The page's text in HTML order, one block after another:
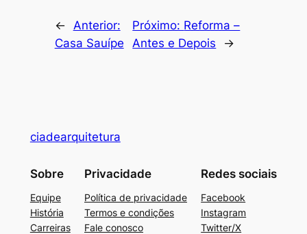
← Anterior:
Casa Sauípe
Próximo: Reforma –
Antes e Depois
→
ciadearquitetura
Sobre
Equipe
História
Carreiras
Privacidade
Política de privacidade
Termos e condições
Fale conosco
Redes sociais
Facebook
Instagram
Twitter/X